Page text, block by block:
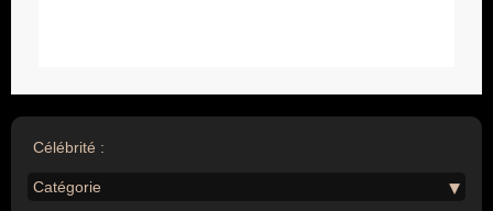
Célébrité :
Catégorie